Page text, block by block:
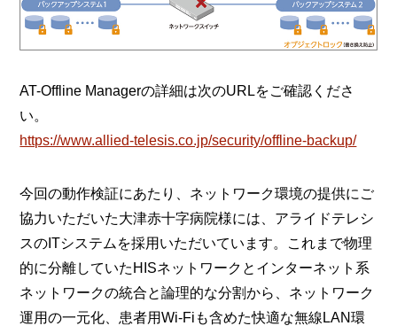
AT-Offline Managerの詳細は次のURLをご確認くださ
い。
https://www.allied-telesis.co.jp/security/offline-backup/
今回の動作検証にあたり、ネットワーク環境の提供にご
協力いただいた大津赤十字病院様には、アライドテレシ
スのITシステムを採用いただいています。これまで物理
的に分離していたHISネットワークとインターネット系
ネットワークの統合と論理的な分割から、ネットワーク
運用の一元化、患者用Wi-Fiも含めた快適な無線LAN環